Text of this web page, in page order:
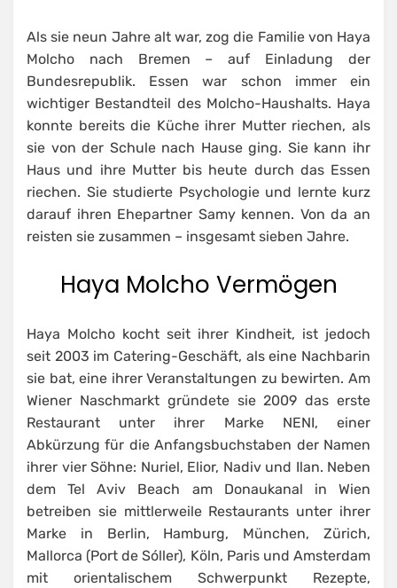
Als sie neun Jahre alt war, zog die Familie von Haya
Molcho nach Bremen – auf Einladung der
Bundesrepublik. Essen war schon immer ein
wichtiger Bestandteil des Molcho-Haushalts. Haya
konnte bereits die Küche ihrer Mutter riechen, als
sie von der Schule nach Hause ging. Sie kann ihr
Haus und ihre Mutter bis heute durch das Essen
riechen. Sie studierte Psychologie und lernte kurz
darauf ihren Ehepartner Samy kennen. Von da an
reisten sie zusammen – insgesamt sieben Jahre.
Haya Molcho Vermögen
Haya Molcho kocht seit ihrer Kindheit, ist jedoch
seit 2003 im Catering-Geschäft, als eine Nachbarin
sie bat, eine ihrer Veranstaltungen zu bewirten. Am
Wiener Naschmarkt gründete sie 2009 das erste
Restaurant unter ihrer Marke NENI, einer
Abkürzung für die Anfangsbuchstaben der Namen
ihrer vier Söhne: Nuriel, Elior, Nadiv und Ilan. Neben
dem Tel Aviv Beach am Donaukanal in Wien
betreiben sie mittlerweile Restaurants unter ihrer
Marke in Berlin, Hamburg, München, Zürich,
Mallorca (Port de Sóller), Köln, Paris und Amsterdam
mit orientalischem Schwerpunkt Rezepte,